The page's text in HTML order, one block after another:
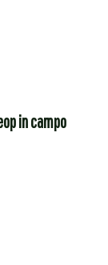
in campo